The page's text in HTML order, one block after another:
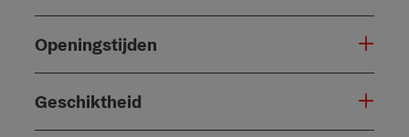
Openingstijden
Geschiktheid